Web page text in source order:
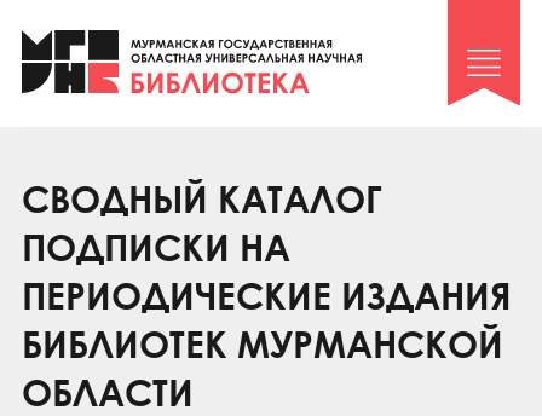
Клуб «Гиря и сельдерей»
Клуб «Семейный архив»
Коллегам
Контакты
СВОДНЫЙ КАТАЛОГ
ПОДПИСКИ НА
ПЕРИОДИЧЕСКИЕ ИЗДАНИЯ
БИБЛИОТЕК МУРМАНСКОЙ
ОБЛАСТИ